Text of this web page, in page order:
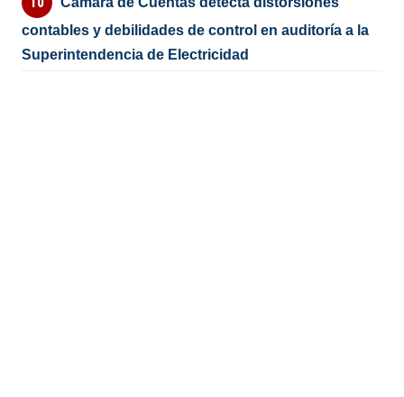
contables y debilidades de control en auditoría a la
Superintendencia de Electricidad